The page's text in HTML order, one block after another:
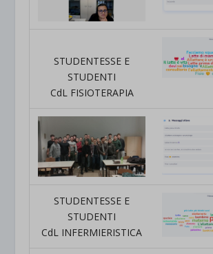
STUDENTESSE E
STUDENTI
CdL FISIOTERAPIA
STUDENTESSE E
STUDENTI
CdL INFERMIERISTICA